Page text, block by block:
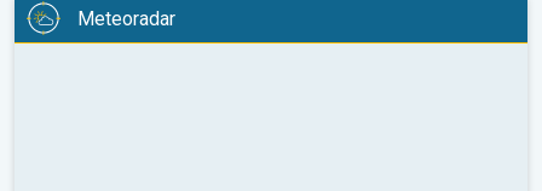
Meteoradar